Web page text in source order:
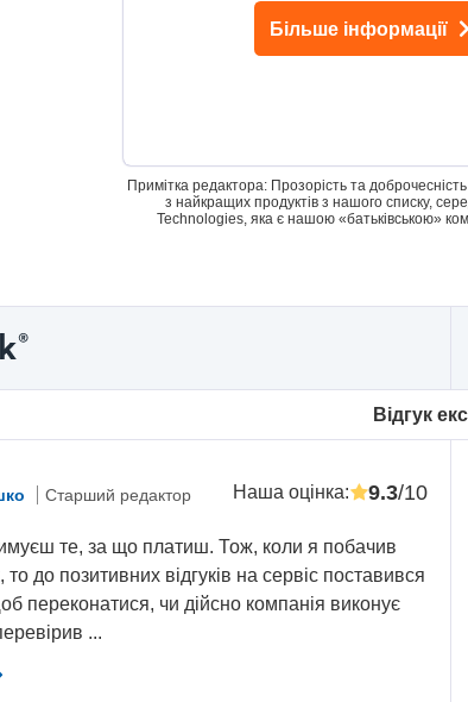
Більше інформації
Примітка редактора: Прозорість та
з найкращих продуктів з нашого списку,
Technologies, яка є нашою «батьківською»
Відгук
Старший редактор Наша оцінка: 9.3/10
те, за що платиш. Тож, коли я побачив
то до позитивних відгуків на сервіс поставився
переконатися, чи дійсно компанія виконує
...